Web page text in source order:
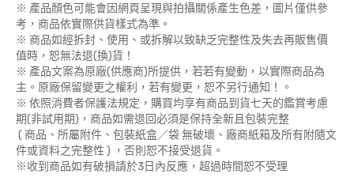
※ 產品顏色可能會因網頁呈現與拍攝關係產生色差，圖片僅供參
考，商品依實際供貨樣式為準。
※ 商品如經拆封、使用、或拆解以致缺乏完整性及失去再販售價
值時，恕無法退(換)貨！
※ 產品文案為原廠(供應商)所提供，若若有變動，以實際商品為
主。原廠保留變更之權利，若有變更，恕不另行通知！。
※ 依照消費者保護法規定，購買均享有商品到貨七天的鑑賞考慮
期(非試用期)，商品如需退回必須是保持全新且包裝完整
( 商品、所屬附件、包裝紙盒／袋 無破壞、廠商紙箱及所有附隨文
件或資料之完整性 ) ，否則恕不接受退貨。
※收到商品如有破損請於3日內反應，超過時間恕不受理